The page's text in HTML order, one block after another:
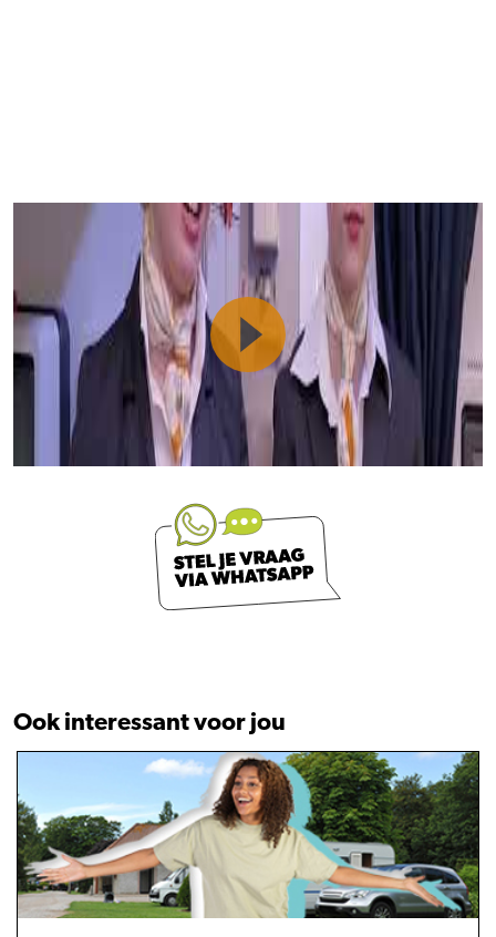
Ook interessant voor jou